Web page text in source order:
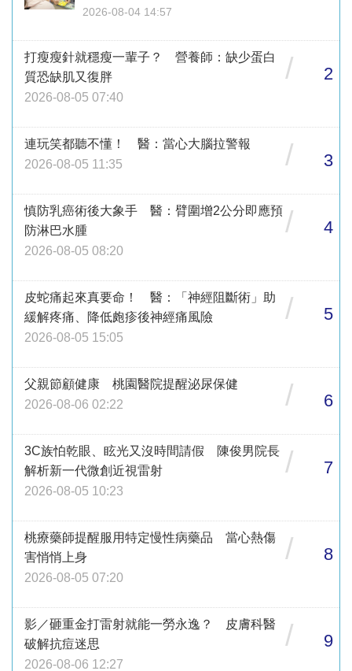
2026-08-04 14:57
打瘦瘦針就穩瘦一輩子？ 營養師：缺少蛋白
質恐缺肌又復胖
2026-08-05 07:40
/ 2
連玩笑都聽不懂！ 醫：當心大腦拉警報
2026-08-05 11:35
/ 3
慎防乳癌術後大象手 醫：臂圍增2公分即應預
防淋巴水腫
2026-08-05 08:20
/ 4
皮蛇痛起來真要命！ 醫：「神經阻斷術」助
緩解疼痛、降低皰疹後神經痛風險
2026-08-05 15:05
/ 5
父親節顧健康 桃園醫院提醒泌尿保健
2026-08-06 02:22
/ 6
3C族怕乾眼、眩光又沒時間請假 陳俊男院長
解析新一代微創近視雷射
2026-08-05 10:23
/ 7
桃療藥師提醒服用特定慢性病藥品 當心熱傷
害悄悄上身
2026-08-05 07:20
/ 8
影／砸重金打雷射就能一勞永逸？ 皮膚科醫
破解抗痘迷思
2026-08-06 12:27
/ 9